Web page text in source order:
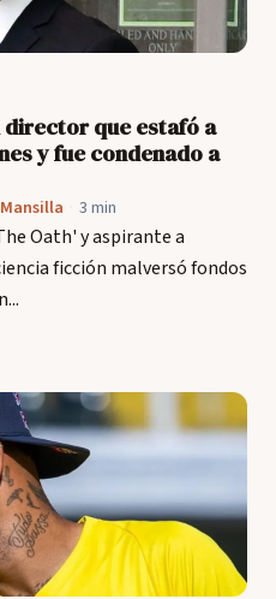
director que estafó a
y fue condenado a
3 min
Oath' y aspirante a
ficción malversó fondos